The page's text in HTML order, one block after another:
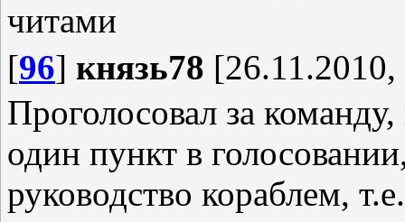
читами
[96] князь78
Проголосовал за
один пункт в
руководство кораблем,